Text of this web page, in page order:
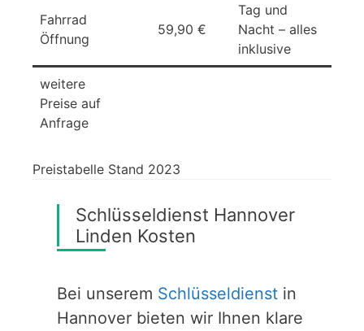
Fahrrad
Öffnung
59,90 €
Tag und
Nacht – alles
inklusive
weitere
Preise auf
Anfrage
Preistabelle Stand 2023
Schlüsseldienst Hannover
Linden Kosten
Bei unserem Schlüsseldienst in
Hannover bieten wir Ihnen klare